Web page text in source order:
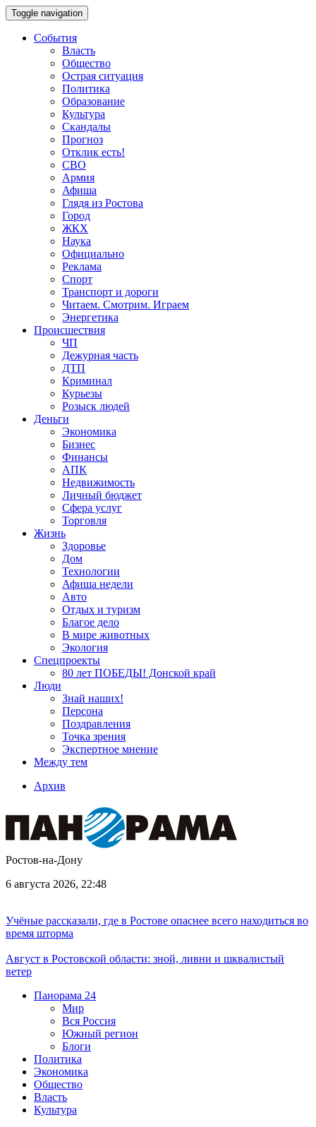
Toggle navigation
События
Власть
Общество
Острая ситуация
Политика
Образование
Культура
Скандалы
Прогноз
Отклик есть!
СВО
Армия
Афиша
Глядя из Ростова
Город
ЖКХ
Наука
Официально
Реклама
Спорт
Транспорт и дороги
Читаем. Смотрим. Играем
Энергетика
Происшествия
ЧП
Дежурная часть
ДТП
Криминал
Курьезы
Розыск людей
Деньги
Экономика
Бизнес
Финансы
АПК
Недвижимость
Личный бюджет
Сфера услуг
Торговля
Жизнь
Здоровье
Дом
Технологии
Афиша недели
Авто
Отдых и туризм
Благое дело
В мире животных
Экология
Спецпроекты
80 лет ПОБЕДЫ! Донской край
Люди
Знай наших!
Персона
Поздравления
Точка зрения
Экспертное мнение
Между тем
Архив
Ростов-на-Дону
6 августа 2026, 22:48
Учёные рассказали, где в Ростове опаснее всего находиться во
время шторма
Август в Ростовской области: зной, ливни и шквалистый
ветер
Панорама 24
Мир
Вся Россия
Южный регион
Блоги
Политика
Экономика
Общество
Власть
Культура